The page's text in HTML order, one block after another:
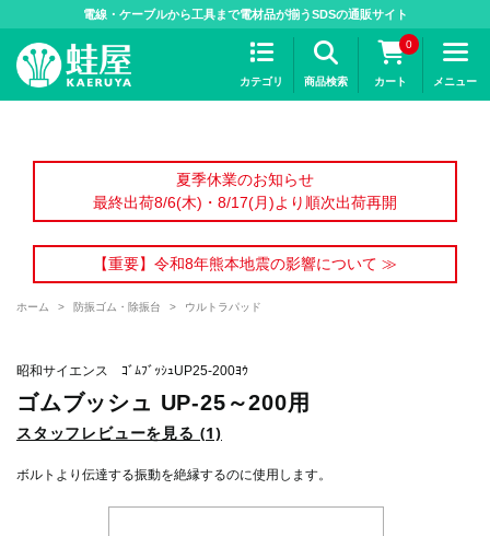
電線・ケーブルから工具まで電材品が揃うSDSの通販サイト
カテゴリ 商品検索
0
カート メニュー
夏季休業のお知らせ
最終出荷8/6(木)・8/17(月)より順次出荷再開
【重要】令和8年熊本地震の影響について ≫
ホーム > 防振ゴム・除振台 > ウルトラパッド
昭和サイエンス ｺﾞﾑﾌﾞｯｼｭUP25-200ﾖｳ
ゴムブッシュ UP-25～200用
スタッフレビューを見る (1)
ボルトより伝達する振動を絶縁するのに使用します。